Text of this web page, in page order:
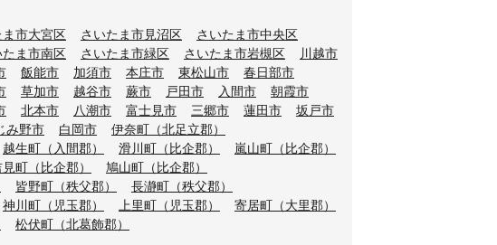
ま市大宮区 さいたま市見沼区
さいたま市中央区
たま市南区 さいたま市緑区 さいたま市岩槻区
川越市
飯能市 加須市 本庄市 東松山市
春日部市
草加市 越谷市 蕨市 戸田市 入間市
朝霞市
北本市 八潮市 富士見市 三郷市 蓮田市
坂戸市
み野市 白岡市
伊奈町（北足立郡）
越生町（入間郡） 滑川町（比企郡）
嵐山町（比企郡）
町（比企郡）
鳩山町（比企郡）
皆野町（秩父郡）
長瀞町（秩父郡）
神川町（児玉郡） 上里町（児玉郡）
寄居町（大里郡）
松伏町（北葛飾郡）